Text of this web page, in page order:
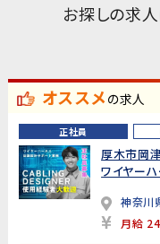
お探しの求
オススメの求人
正社員
厚木市岡
ワイヤー
神奈川
月給